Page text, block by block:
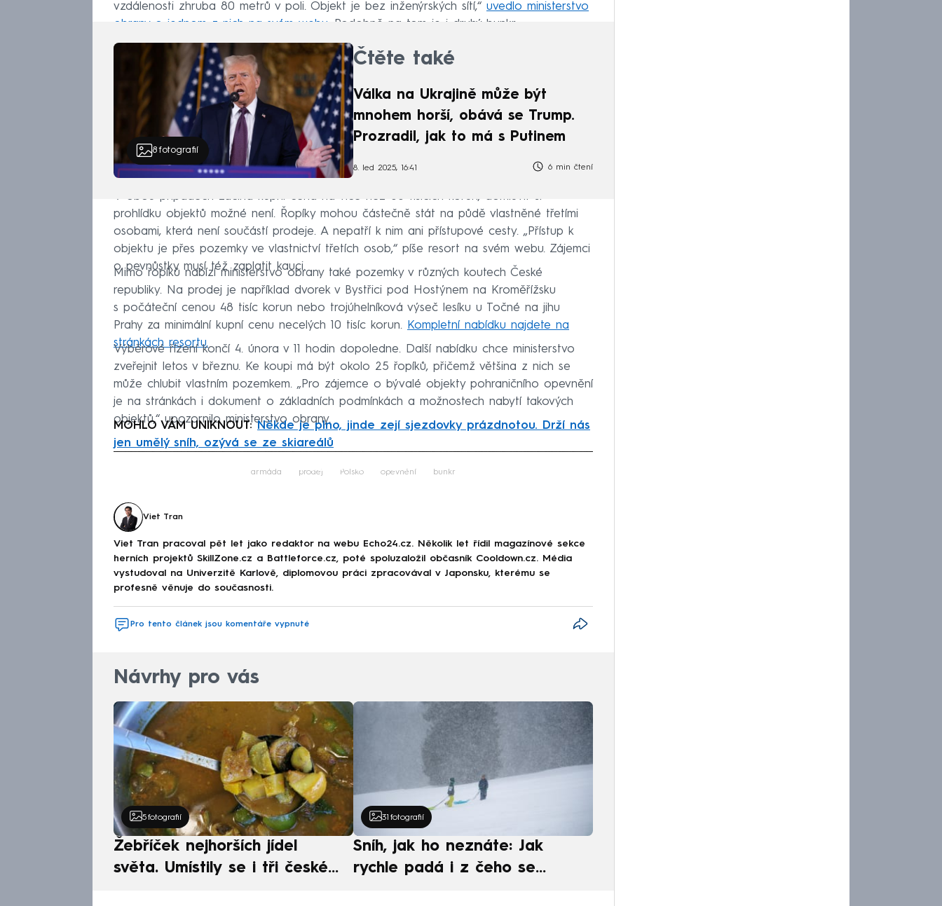
vzdálenosti zhruba 80 metrů v poli. Objekt je bez inženýrských sítí,“ uvedlo ministerstvo
obrany o jednom z nich na svém webu . Podobně na tom je i druhý bunkr.
8fotografií
Čtěte také
Válka na Ukrajině může být
mnohem horší, obává se Trump.
Prozradil, jak to má s Putinem
8. led 2025, 16:41 6 min čtení
V obou případech začíná kupní cena na více než 60 tisících korun, domluvit si
prohlídku objektů možné není. Řopíky mohou částečně stát na půdě vlastněné třetími
osobami, která není součástí prodeje. A nepatří k nim ani přístupové cesty. „Přístup k
objektu je přes pozemky ve vlastnictví třetích osob,“ píše resort na svém webu. Zájemci
o pevnůstky musí též zaplatit kauci.
Mimo řopíků nabízí ministerstvo obrany také pozemky v různých koutech České
republiky. Na prodej je například dvorek v Bystřici pod Hostýnem na Kroměřížsku
s počáteční cenou 48 tisíc korun nebo trojúhelníková výseč lesíku u Točné na jihu
Prahy za minimální kupní cenu necelých 10 tisíc korun. Kompletní nabídku najdete na
stránkách resortu.
Výběrové řízení končí 4. února v 11 hodin dopoledne. Další nabídku chce ministerstvo
zveřejnit letos v březnu. Ke koupi má být okolo 25 řopíků, přičemž většina z nich se
může chlubit vlastním pozemkem. „Pro zájemce o bývalé objekty pohraničního opevnění
je na stránkách i dokument o základních podmínkách a možnostech nabytí takových
objektů,“ upozornilo ministerstvo obrany.
MOHLO VÁM UNIKNOUT:Někde je plno, jinde zejí sjezdovky prázdnotou. Drží nás
jen umělý sníh, ozývá se ze skiareálů
Failed to fetch
armáda prodej Polsko opevnění bunkr
Viet Tran
Viet Tran pracoval pět let jako redaktor na webu Echo24.cz. Několik let řídil magazínové sekce
herních projektů SkillZone.cz a Battleforce.cz, poté spoluzaložil občasník Cooldown.cz. Média
vystudoval na Univerzitě Karlově, diplomovou práci zpracovával v Japonsku, kterému se
profesně věnuje do současnosti.
Pro tento článek jsou komentáře vypnuté
Návrhy pro vás
5 fotografií
Žebříček nejhorších jídel
světa. Umístily se i tři české
31 fotografií
Sníh, jak ho neznáte: Jak
rychle padá i z čeho se